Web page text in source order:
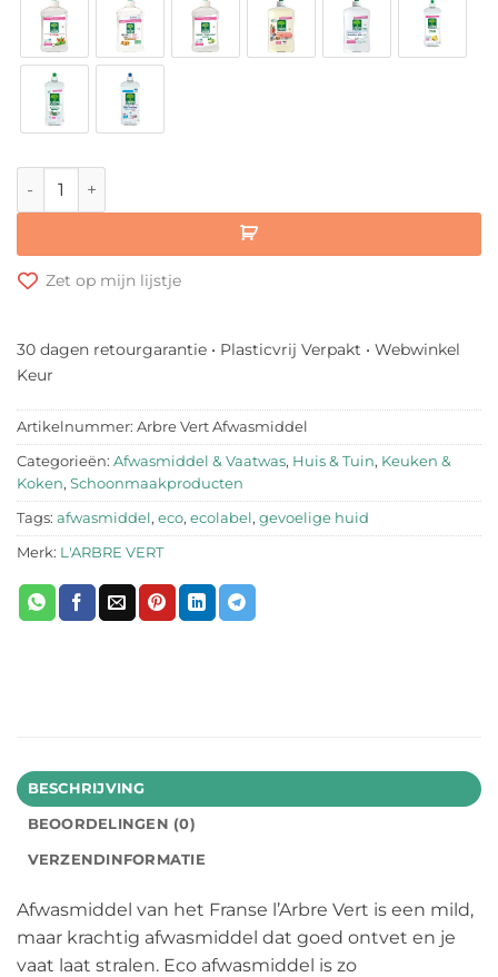
L’Arbre Vert Afwasmiddel aantal
Zet op mijn lijstje
30 dagen retourgarantie • Plasticvrij Verpakt • Webwinkel
Keur
Artikelnummer: Arbre Vert Afwasmiddel
Categorieën: Afwasmiddel & Vaatwas, Huis & Tuin, Keuken &
Koken, Schoonmaakproducten
Tags: afwasmiddel, eco, ecolabel, gevoelige huid
Merk: L'ARBRE VERT
BESCHRIJVING
BEOORDELINGEN (0)
VERZENDINFORMATIE
Afwasmiddel van het Franse l’Arbre Vert is een mild,
maar krachtig afwasmiddel dat goed ontvet en je
vaat laat stralen. Eco afwasmiddel is zo